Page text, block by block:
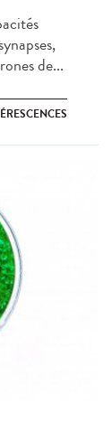
de...